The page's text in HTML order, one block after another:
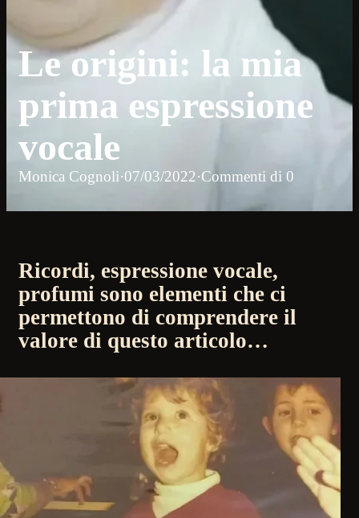
Le origini: la mia
prima espressione
vocale
Monica Cognoli·07/03/2022·Commenti di 0
Ricordi, espressione vocale,
profumi sono elementi che ci
permettono di comprendere il
valore di questo articolo…